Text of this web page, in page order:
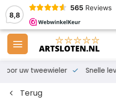
8,8
565 Reviews
voor uw tweewieler Snelle
Terug